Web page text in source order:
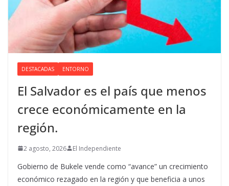
DESTACADAS ENTORNO
El Salvador es el país que menos
crece económicamente en la
región.
2 agosto, 2026 El Independiente
Gobierno de Bukele vende como “avance” un crecimiento
económico rezagado en la región y que beneficia a unos